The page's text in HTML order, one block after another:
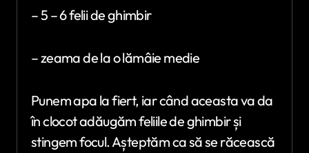
– 5 – 6 felii de ghimbir
– zeama de la o lămâie medie
Punem apa la fiert, iar când aceasta va da
în clocot adăugăm feliile de ghimbir și
stingem focul. Așteptăm ca să se răcească